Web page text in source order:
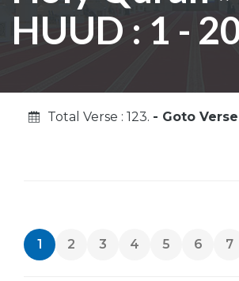
HUUD : 1 -
Total Verse : 123. - Goto
1 2 3 4 5 6 7